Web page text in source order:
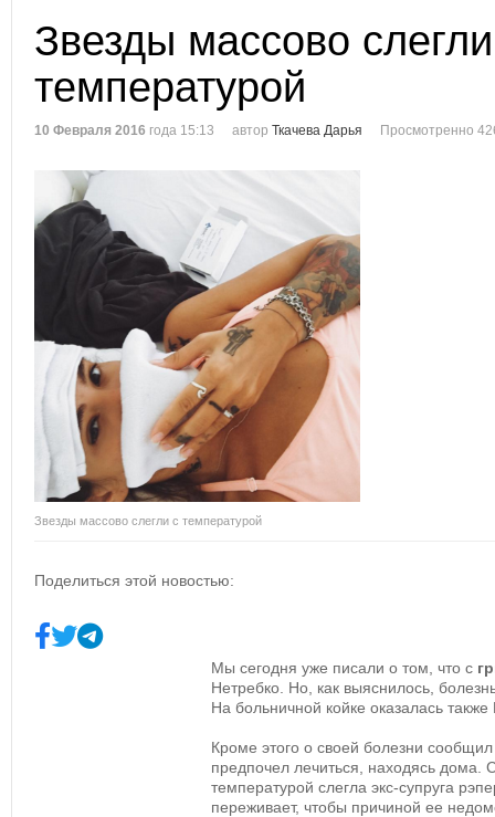
Звезды массово
температурой
10 Февраля 2016 года 15:13 автор Ткачева Дарья Просмотренно
Звезды массово слегли с температурой
Поделиться этой новостью:
Мы сегодня уже писали о том, что с
Нетребко. Но, как выяснилось,
На больничной койке оказалась
Кроме этого о своей болезни
предпочел лечиться, находясь дома.
температурой слегла экс-супруга
переживает, чтобы причиной ее